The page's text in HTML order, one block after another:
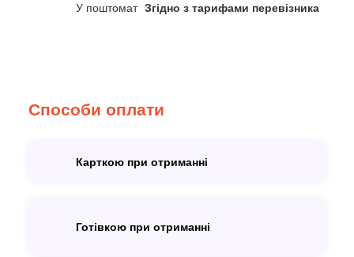
У поштомат Згідно з тарифами перевізника
Способи оплати
Карткою при отриманні
Готівкою при отриманні